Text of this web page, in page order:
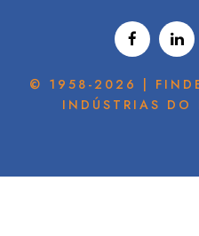
© 1958-2026 |
INDÚSTRIAS DO